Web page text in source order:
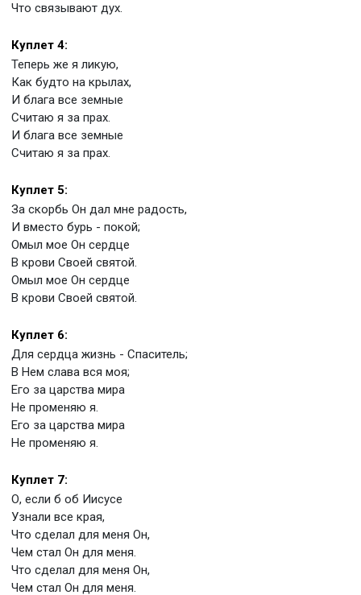
Что связывают дух.
Куплет 4:
Теперь же я ликую,
Как будто на крылах,
И блага все земные
Считаю я за прах.
И блага все земные
Считаю я за прах.
Куплет 5:
За скорбь Он дал мне радость,
И вместо бурь - покой;
Омыл мое Он сердце
В крови Своей святой.
Омыл мое Он сердце
В крови Своей святой.
Куплет 6:
Для сердца жизнь - Спаситель;
В Нем слава вся моя;
Его за царства мира
Не променяю я.
Его за царства мира
Не променяю я.
Куплет 7:
О, если б об Иисусе
Узнали все края,
Что сделал для меня Он,
Чем стал Он для меня.
Что сделал для меня Он,
Чем стал Он для меня.